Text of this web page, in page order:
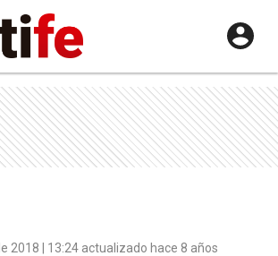
2018 | 13:24 actualizado hace 8 años